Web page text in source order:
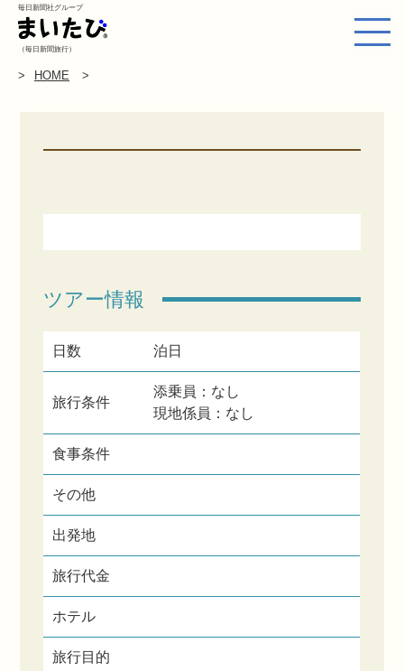
毎日新聞社グループ
（毎日新聞旅行）
HOME
ツアー情報
日数 泊日
旅行条件
添乗員：なし
現地係員：なし
食事条件
その他
出発地
旅行代金
ホテル
旅行目的